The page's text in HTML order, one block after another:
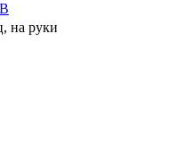
на руки